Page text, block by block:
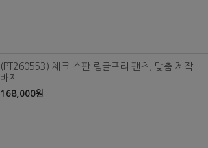
(PT260553) 체크 스판 링클프리 팬츠, 맞춤 제작
바지
168,000원